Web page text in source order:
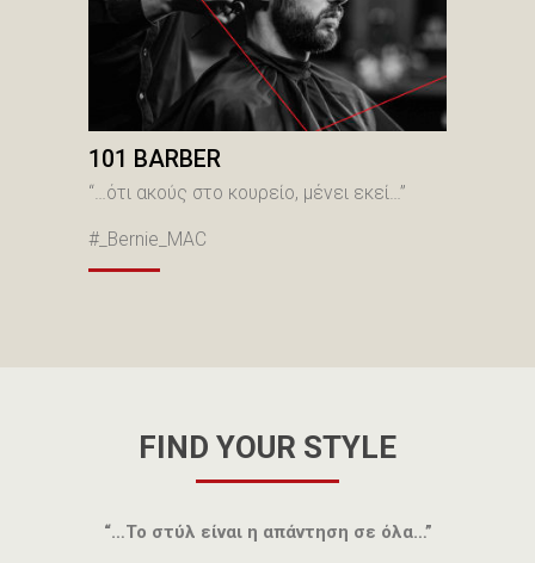
101 BARBER
“…ότι ακούς στο κουρείο, μένει εκεί…”
#_Bernie_MAC
FIND YOUR STYLE
“…Το στύλ είναι η απάντηση σε όλα…”